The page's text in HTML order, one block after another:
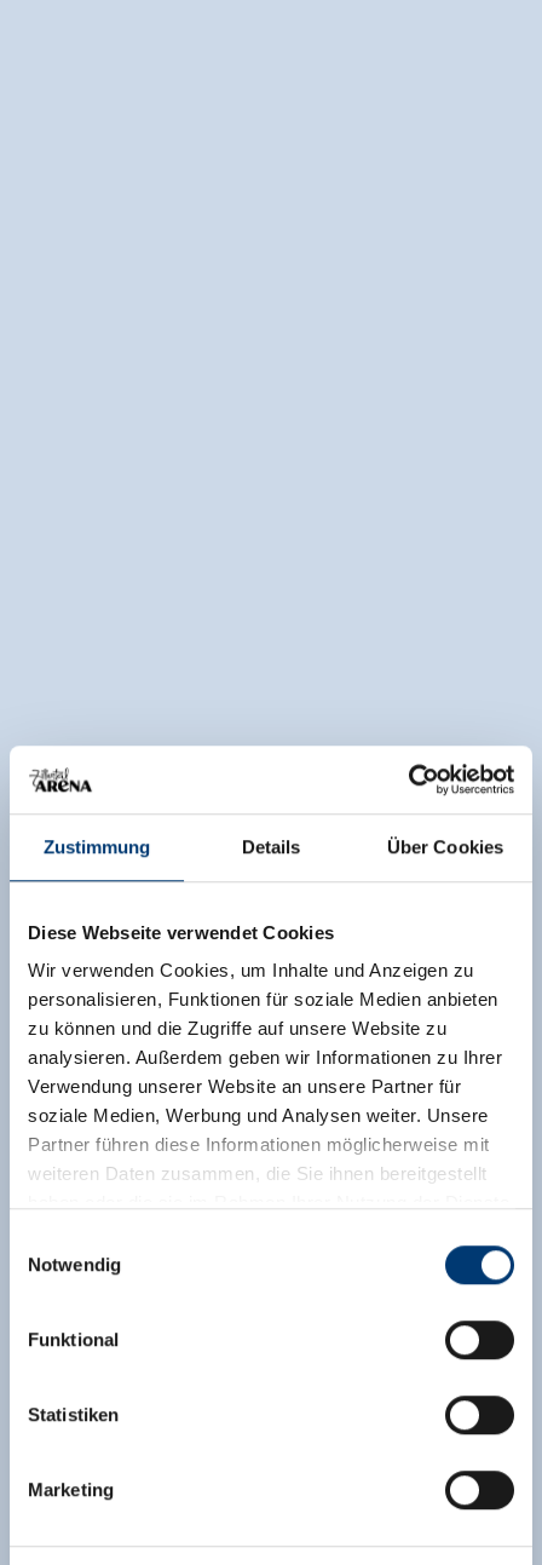
Zustimmung Details Über Cookies
Diese Webseite verwendet Cookies
Wir verwenden Cookies, um Inhalte und Anzeigen zu
personalisieren, Funktionen für soziale Medien anbieten
zu können und die Zugriffe auf unsere Website zu
analysieren. Außerdem geben wir Informationen zu Ihrer
Verwendung unserer Website an unsere Partner für
soziale Medien, Werbung und Analysen weiter. Unsere
Partner führen diese Informationen möglicherweise mit
weiteren Daten zusammen, die Sie ihnen bereitgestellt
Rohr 23// A-6280 Zell am Ziller
www.zillertalarena.com
Notwendig
Funktional
Statistiken
Marketing